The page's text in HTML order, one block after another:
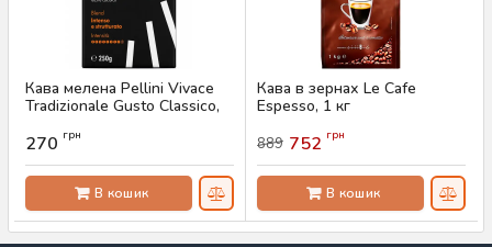
Кава мелена Pellini Vivace
Tradizionale Gusto Classico,
Артикул:
270 грн
В кошик
Кава в зернах Le Cafe
Espesso, 1 кг
889 752 грн
В кошик